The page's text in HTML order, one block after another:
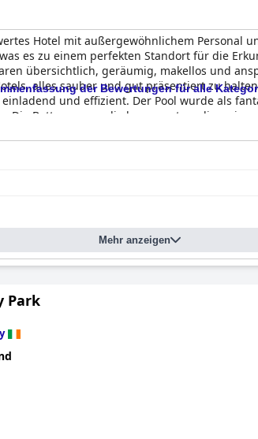
auf dem Ring of Kerry machen, eine
Hotel mit außergewöhnlichem Personal
es zu einem perfekten Standort für die
übersichtlich, geräumig, makellos und
alles sauber und gut präsentiert zu
und effizient. Der Pool wurde als
Die Betten waren die bequemsten, die es je
der Bewertungen für alle
Mehr anzeigen
Park